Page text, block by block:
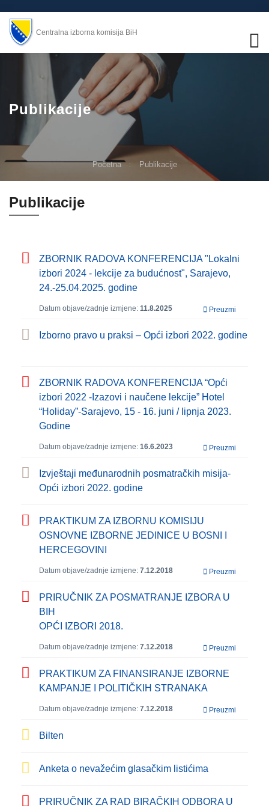
Centralna izborna komisija BiH
Publikacije
Početna Publikacije
Publikacije
ZBORNIK RADOVA KONFERENCIJA "Lokalni
izbori 2024 - lekcije za budućnost", Sarajevo,
24.-25.04.2025. godine
Datum objave/zadnje izmjene: 11.8.2025 Preuzmi
Izborno pravo u praksi – Opći izbori 2022. godine
ZBORNIK RADOVA KONFERENCIJA “Opći
izbori 2022 -Izazovi i naučene lekcije” Hotel
“Holiday”-Sarajevo, 15 - 16. juni / lipnja 2023.
Godine
Datum objave/zadnje izmjene: 16.6.2023 Preuzmi
Izvještaji međunarodnih posmatračkih misija-
Opći izbori 2022. godine
PRAKTIKUM ZA IZBORNU KOMISIJU
OSNOVNE IZBORNE JEDINICE U BOSNI I
HERCEGOVINI
Datum objave/zadnje izmjene: 7.12.2018 Preuzmi
PRIRUČNIK ZA POSMATRANJE IZBORA U
BIH
OPĆI IZBORI 2018.
Datum objave/zadnje izmjene: 7.12.2018 Preuzmi
PRAKTIKUM ZA FINANSIRANJE IZBORNE
KAMPANJE I POLITIČKIH STRANAKA
Datum objave/zadnje izmjene: 7.12.2018 Preuzmi
Bilten
Anketa o nevažećim glasačkim listićima
PRIRUČNIK ZA RAD BIRAČKIH ODBORA U